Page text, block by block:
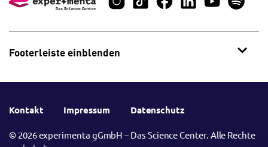
Footerleiste einblenden
Kontakt Impressum Datenschutz
© 2026 experimenta gGmbH – Das Science Center. Alle Rechte